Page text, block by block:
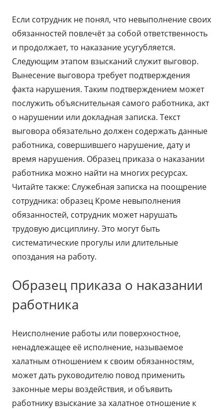
Если сотрудник не понял, что невыполнение своих
обязанностей повлечёт за собой ответственность
и продолжает, то наказание усугубляется.
Следующим этапом взысканий служит выговор.
Вынесение выговора требует подтверждения
факта нарушения. Таким подтверждением может
послужить объяснительная самого работника, акт
о нарушении или докладная записка. Текст
выговора обязательно должен содержать данные
работника, совершившего нарушение, дату и
время нарушения. Образец приказа о наказании
работника можно найти на многих ресурсах.
Читайте также: Служебная записка на поощрение
сотрудника: образец Кроме невыполнения
обязанностей, сотрудник может нарушать
трудовую дисциплину. Это могут быть
систематические прогулы или длительные
опоздания на работу.
Образец приказа о наказании
работника
Неисполнение работы или поверхностное,
ненадлежащее её исполнение, называемое
халатным отношением к своим обязанностям,
может дать руководителю повод применить
законные меры воздействия, и объявить
работнику взыскание за халатное отношение к